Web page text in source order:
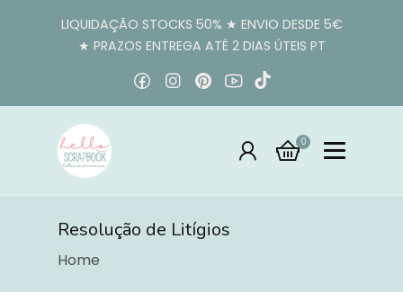
LIQUIDAÇÃO STOCKS 50% ★ ENVIO DESDE 5€
★ PRAZOS ENTREGA ATÉ 2 DIAS ÚTEIS PT
0
Resolução de Litígios
Home